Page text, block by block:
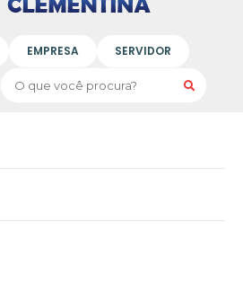
EMPRESA SERVIDOR